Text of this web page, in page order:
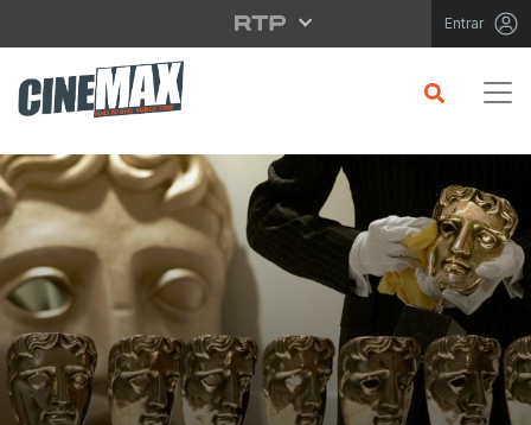
Saltar para o conteúdo principal Entrar